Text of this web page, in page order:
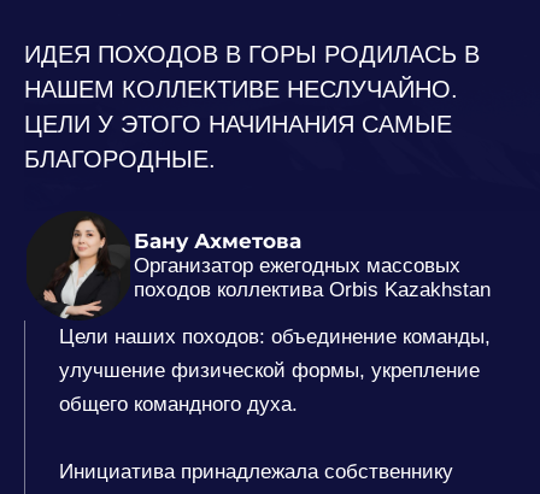
ИДЕЯ ПОХОДОВ В ГОРЫ РОДИЛАСЬ В
НАШЕМ КОЛЛЕКТИВЕ НЕСЛУЧАЙНО.
ЦЕЛИ У ЭТОГО НАЧИНАНИЯ САМЫЕ
БЛАГОРОДНЫЕ.
Бану Ахметова
Организатор ежегодных массовых
походов коллектива Orbis Kazakhstan
Цели наших походов: объединение команды,
улучшение физической формы, укрепление
общего командного духа.
Инициатива принадлежала собственнику